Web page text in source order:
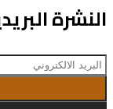
النشرة